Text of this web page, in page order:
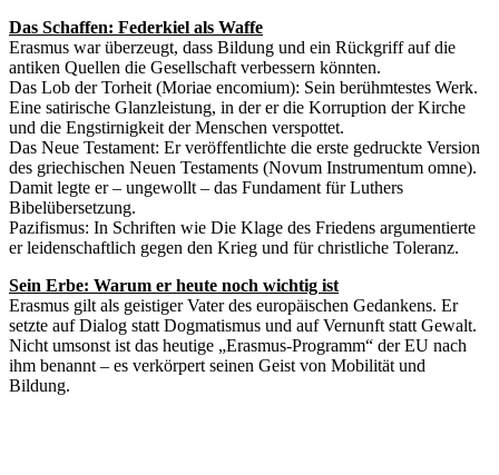
Das Schaffen: Federkiel als Waffe
Erasmus war überzeugt, dass Bildung und ein Rückgriff auf die
antiken Quellen die Gesellschaft verbessern könnten.
Das Lob der Torheit (Moriae encomium): Sein berühmtestes Werk.
Eine satirische Glanzleistung, in der er die Korruption der Kirche
und die Engstirnigkeit der Menschen verspottet.
Das Neue Testament: Er veröffentlichte die erste gedruckte Version
des griechischen Neuen Testaments (Novum Instrumentum omne).
Damit legte er – ungewollt – das Fundament für Luthers
Bibelübersetzung.
Pazifismus: In Schriften wie Die Klage des Friedens argumentierte
er leidenschaftlich gegen den Krieg und für christliche Toleranz.
Sein Erbe: Warum er heute noch wichtig ist
Erasmus gilt als geistiger Vater des europäischen Gedankens. Er
setzte auf Dialog statt Dogmatismus und auf Vernunft statt Gewalt.
Nicht umsonst ist das heutige „Erasmus-Programm“ der EU nach
ihm benannt – es verkörpert seinen Geist von Mobilität und
Bildung.